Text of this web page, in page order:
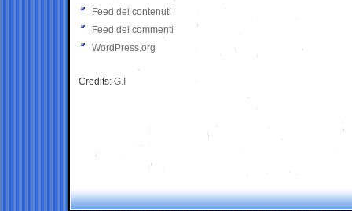
Feed dei contenuti
Feed dei commenti
WordPress.org
Credits: G.I